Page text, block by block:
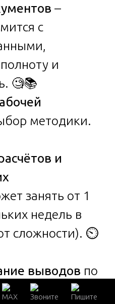
–
с
и
🧐📚
методики.
и
занять от 1
недель в
сложности). ⏲️
выводов по